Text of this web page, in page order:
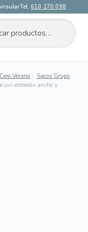
Tel: 610 270 098
Verano
Sacos Grupo
con entredós ancho y